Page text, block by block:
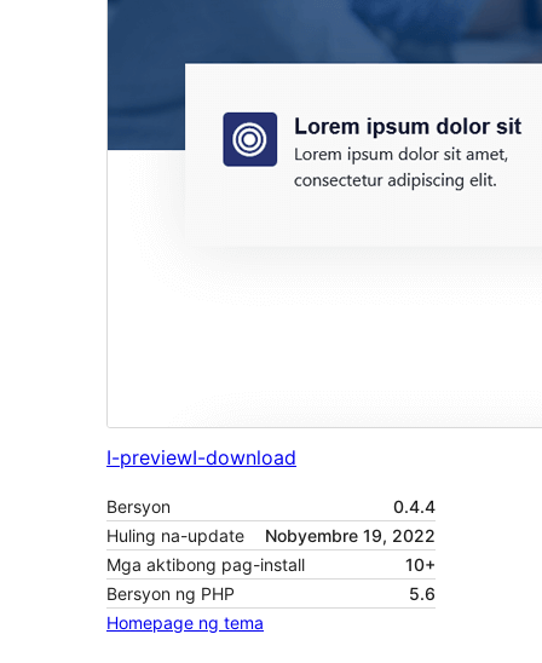
I-previewI-download
Bersyon
0.4.4
Huling na-update
Nobyembre 19, 2022
Mga aktibong pag-install
10+
Bersyon ng PHP
5.6
Homepage ng tema